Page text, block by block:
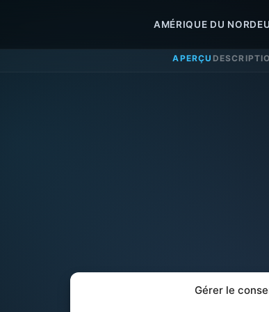
Gérer le
AMÉRIQUE DU NORD
APERÇU